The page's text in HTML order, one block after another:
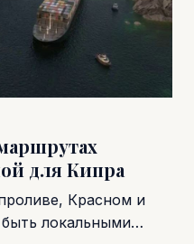
для Кипра
Красном и
локальными…